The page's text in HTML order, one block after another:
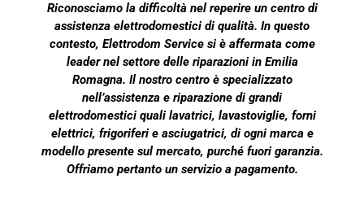
Riconosciamo la difficoltà nel reperire un centro di
assistenza elettrodomestici di qualità. In questo
contesto, Elettrodom Service si è affermata come
leader nel settore delle riparazioni in Emilia
Romagna. Il nostro centro è specializzato
nell’assistenza e riparazione di grandi
elettrodomestici quali lavatrici, lavastoviglie, forni
elettrici, frigoriferi e asciugatrici, di ogni marca e
modello presente sul mercato, purché fuori garanzia.
Offriamo pertanto un servizio a pagamento.